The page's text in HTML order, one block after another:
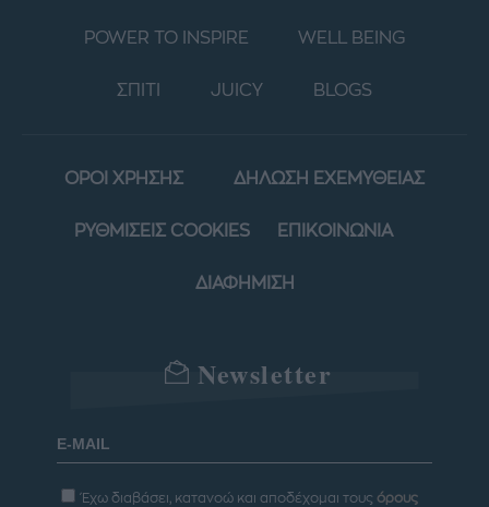
POWER TO INSPIRE WELL BEING
ΣΠΙΤΙ JUICY BLOGS
ΟΡΟΙ ΧΡΗΣΗΣ ΔΗΛΩΣΗ ΕΧΕΜΥΘΕΙΑΣ
ΡΥΘΜΙΣΕΙΣ COOKIES ΕΠΙΚΟΙΝΩΝΙΑ
ΔΙΑΦΗΜΙΣΗ
Newsletter
Έχω διαβάσει, κατανοώ και αποδέχομαι τους όρους